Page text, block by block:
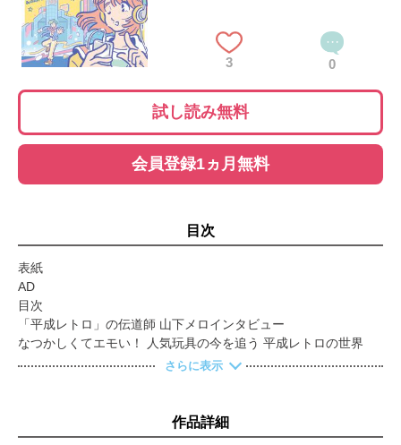
3 0
試し読み無料
会員登録1ヵ月無料
目次
表紙
AD
目次
「平成レトロ」の伝道師 山下メロインタビュー
なつかしくてエモい！ 人気玩具の今を追う 平成レトロの世界
平成クロニクル マジ、青春
の世界［携帯ゲーム・電子玩具］
パートナーとともに「進化」！ デジタルモンスターの世界［携
さらに表示
作品詳細